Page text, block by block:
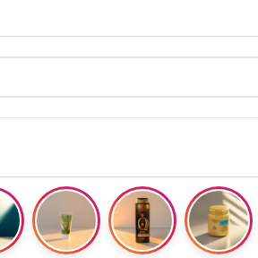
هدیه برای خرید های بالای ۵ میلیون تومن